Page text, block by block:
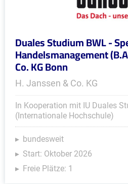
Duales Studium BWL -
Handelsmanagement
Co. KG Bonn
H. Janssen & Co. KG
In Kooperation mit IU Duales
(Internationale Hochschule)
bundesweit
Start: Oktober 2026
Freie Plätze: 1